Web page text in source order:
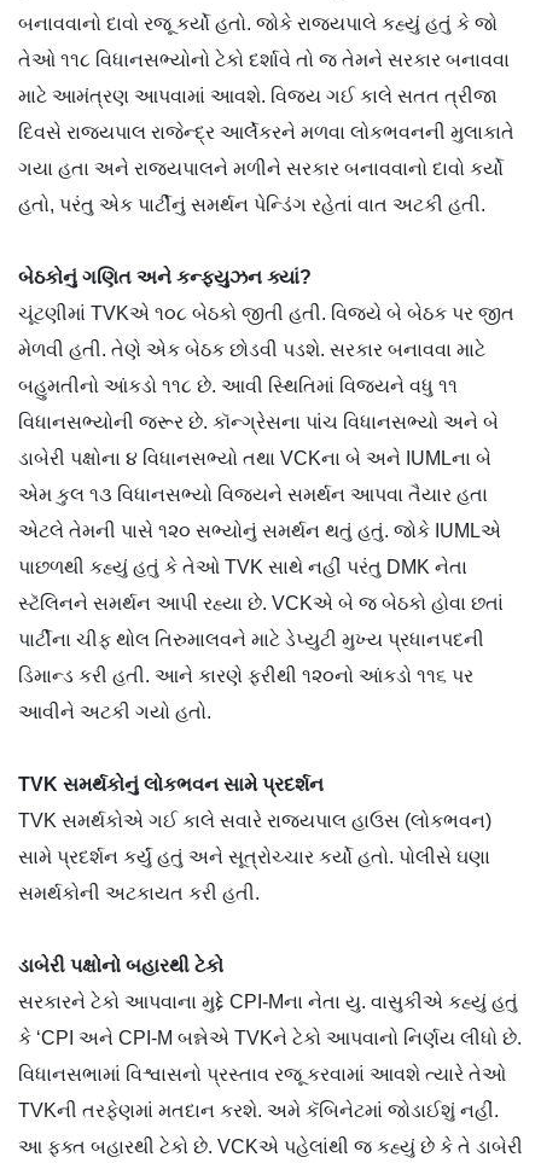
બનાવવાનો દાવો રજૂ કર્યો હતો. જોકે રાજ્યપાલે કહ્યું હતું કે જો
તેઓ ૧૧૮ વિધાનસભ્યોનો ટેકો દર્શાવે તો જ તેમને સરકાર બનાવવા
માટે આમંત્રણ આપવામાં આવશે. વિજય ગઈ કાલે સતત ત્રીજા
દિવસે રાજ્યપાલ રાજેન્દ્ર આર્લેકરને મળવા લોકભવનની મુલાકાતે
ગયા હતા અને રાજ્યપાલને મળીને સરકાર બનાવવાનો દાવો કર્યો
હતો, પરંતુ એક પાર્ટીનું સમર્થન પેન્ડિંગ રહેતાં વાત અટકી હતી.
બેઠકોનું ગણિત અને કન્ફ્યુઝન ક્યાં?
ચૂંટણીમાં TVKએ ૧૦૮ બેઠકો જીતી હતી. વિજયે બે બેઠક પર જીત
મેળવી હતી. તેણે એક બેઠક છોડવી પડશે. સરકાર બનાવવા માટે
બહુમતીનો આંકડો ૧૧૮ છે. આવી સ્થિતિમાં વિજયને વધુ ૧૧
વિધાનસભ્યોની જરૂર છે. કૉન્ગ્રેસના પાંચ વિધાનસભ્યો અને બે
ડાબેરી પક્ષોના ૪ વિધાનસભ્યો તથા VCKના બે અને IUMLના બે
એમ કુલ ૧૩ વિધાનસભ્યો વિજયને સમર્થન આપવા તૈયાર હતા
એટલે તેમની પાસે ૧૨૦ સભ્યોનું સમર્થન થતું હતું. જોકે IUMLએ
પાછળથી કહ્યું હતું કે તેઓ TVK સાથે નહીં પરંતુ DMK નેતા
સ્ટૅલિનને સમર્થન આપી રહ્યા છે. VCKએ બે જ બેઠકો હોવા છતાં
પાર્ટીના ચીફ થોલ તિરુમાલવને માટે ડેપ્યુટી મુખ્ય પ્રધાનપદની
ડિમાન્ડ કરી હતી. આને કારણે ફરીથી ૧૨૦નો આંકડો ૧૧૬ પર
આવીને અટકી ગયો હતો.
TVK સમર્થકોનું લોકભવન સામે પ્રદર્શન
TVK સમર્થકોએ ગઈ કાલે સવારે રાજ્યપાલ હાઉસ (લોકભવન)
સામે પ્રદર્શન કર્યું હતું અને સૂત્રોચ્ચાર કર્યો હતો. પોલીસે ઘણા
સમર્થકોની અટકાયત કરી હતી.
ડાબેરી પક્ષોનો બહારથી ટેકો
સરકારને ટેકો આપવાના મુદ્દે CPI-Mના નેતા યુ. વાસુકીએ કહ્યું હતું
કે ‘CPI અને CPI-M બન્નેએ TVKને ટેકો આપવાનો નિર્ણય લીધો છે.
વિધાનસભામાં વિશ્વાસનો પ્રસ્તાવ રજૂ કરવામાં આવશે ત્યારે તેઓ
TVKની તરફેણમાં મતદાન કરશે. અમે કૅબિનેટમાં જોડાઈશું નહીં.
આ ફક્ત બહારથી ટેકો છે. VCKએ પહેલાંથી જ કહ્યું છે કે તે ડાબેરી